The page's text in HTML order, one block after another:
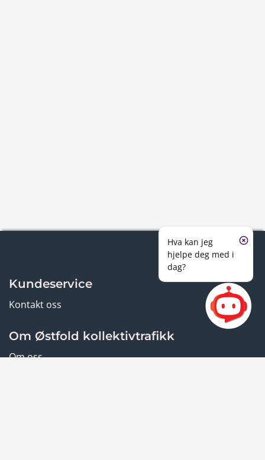
Hva kan jeg
hjelpe deg med i
dag?
Kundeservice
Kontakt oss
Om Østfold kollektivtrafikk
Om oss